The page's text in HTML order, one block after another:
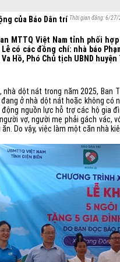
của Báo Dân trí Thời gian đăng: 6/27/
MTTQ Việt Nam tỉnh phối
có các đồng chí: nhà báo
Hồ, Phó Chủ tịch UBND
dột nát trong năm 2025,
ở nhà dột nát hoặc không
nguồn lực hỗ trợ các hộ gia
vợ, người mẹ phải gách vác,
Do vậy, việc làm một căn nhà